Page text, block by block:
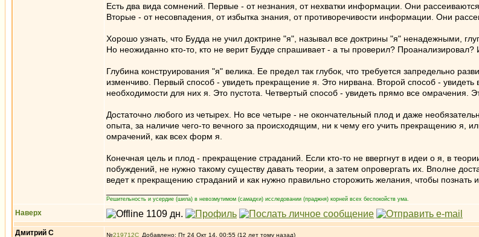
Есть два вида сомнений. Первые - от незнания, от нехватки информации. Они
Вторые - от несовпадения, от избытка знания, от противоречивости информации. Они
Хорошо узнать, что Будда не учил доктрине "я", называл все доктрины "я" ненадежными,
Но неожиданно кто-то, кто не верит Будде спрашивает - а ты проверил?
Глубина конструирования "я" велика. Ее предел так глубок, что требуется запредельно
изменчиво. Первый способ - увидеть прекращение я. Это нирвана. Второй способ -
необходимости для них я. Это пустота. Четвертый способ - увидеть прямо все омрачения.
Достаточно любого из четырех. Но все четыре - не окончательный плод и даже
опыта, за наличие чего-то вечного за происходящим, ни к чему его учить прекращению я,
омрачений, как всех форм я.
Конечная цель и плод - прекращение страданий. Если кто-то не ввергнут в идеи о я, в
побуждений, не нужно такому существу давать теории, а затем опровергать их. Вполне
ведет к прекращению страданий и как нужно правильно сторожить желания, чтобы познать
Решительность и усердие (шила) в невозмутимом (самадхи) исследовании (праджня) корней всех беспокойств ума.
Наверх
Дмитрий С №219712 Добавлено: Пт 24 Окт 14, 00:55 (12 лет тому назад)